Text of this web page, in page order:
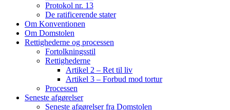
Protokol nr. 13
De ratificerende stater
Om Konventionen
Om Domstolen
Rettighederne og processen
Fortolkningsstil
Rettighederne
Artikel 2 – Ret til liv
Artikel 3 – Forbud mod tortur
Processen
Seneste afgørelser
Seneste afgørelser fra Domstolen